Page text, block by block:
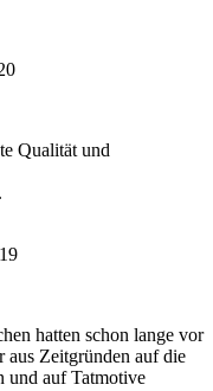
Qualität und
hatten schon lange vor
aus Zeitgründen auf die
und auf Tatmotive